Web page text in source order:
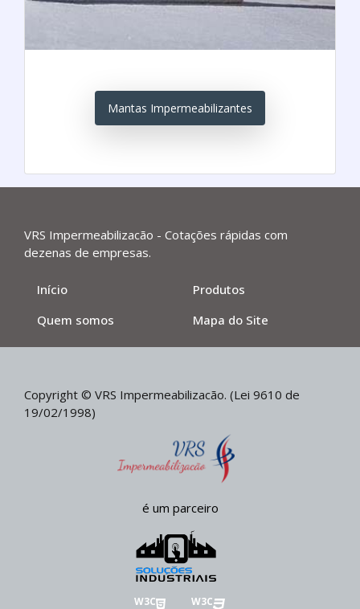
Mantas Impermeabilizantes
VRS Impermeabilizacão - Cotações rápidas com
dezenas de empresas.
Início
Produtos
Quem somos
Mapa do Site
Copyright © VRS Impermeabilizacão. (Lei 9610 de
19/02/1998)
é um parceiro
W3C W3C